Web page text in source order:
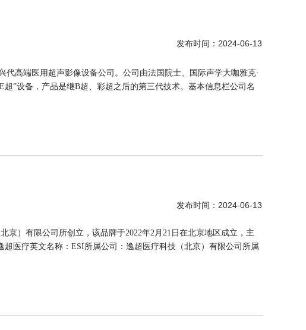
发布时间： 2024-06-13
高端医用超声影像设备公司。公司由法国院士、国际声学大咖雅克·
超”设备，产品是继B超、彩超之后的第三代技术。基本信息栏公司名
发布时间： 2024-06-13
）有限公司所创立，该品牌于2022年2月21日在北京地区成立，主
医疗英文名称：ESI所属公司：逸超医疗科技（北京）有限公司所属